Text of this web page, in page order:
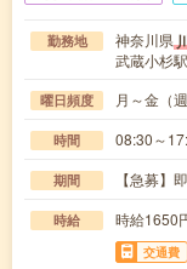
勤務地 神奈川県
武蔵小杉
曜日頻度 月～金（
時間 08:30～
期間 【急募】
時給 時給1650
交通費